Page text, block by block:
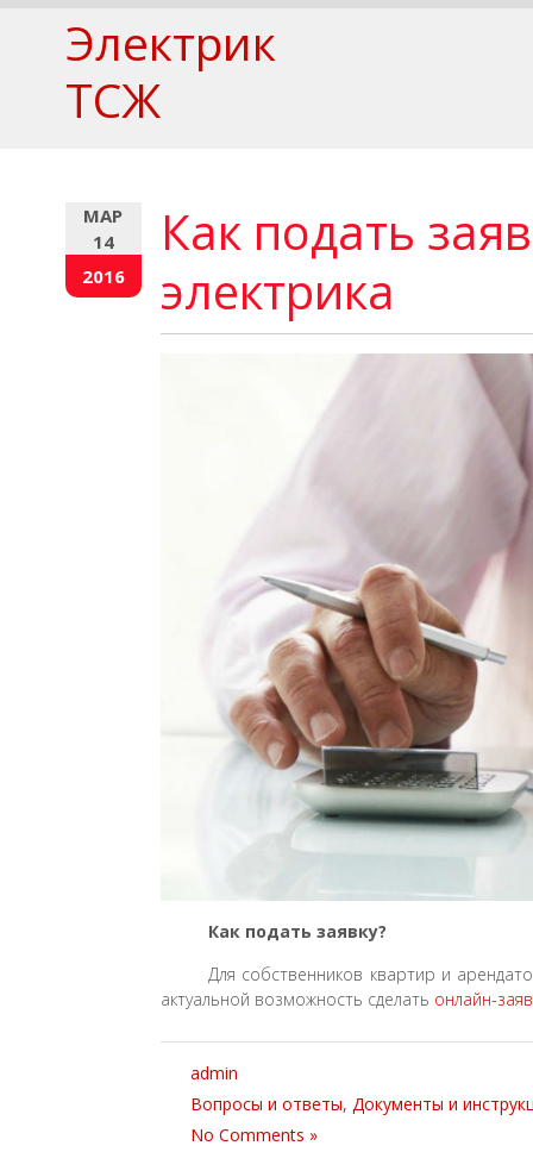
Электрик
ТСЖ
МАР
14
2016
Как подать
электрика
Как подать заявку?
Для собственников квартир и
актуальной возможность сделать онлайн-
admin
Вопросы и ответы, Документы и
No Comments »